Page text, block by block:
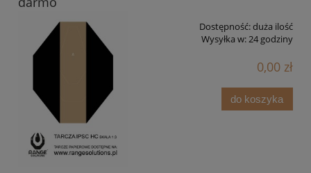
Dostępność:duża ilość
Wysyłka w:24 godziny
0,00 zł
do koszyka